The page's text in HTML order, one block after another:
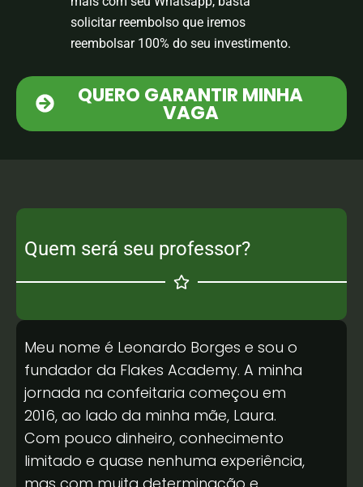
solicitar reembolso que iremos
reembolsar 100% do seu investimento.
QUERO GARANTIR MINHA
VAGA
Quem será seu professor?
Meu nome é Leonardo Borges e sou o
fundador da Flakes Academy. A minha
jornada na confeitaria começou em
2016, ao lado da minha mãe, Laura.
Com pouco dinheiro, conhecimento
limitado e quase nenhuma experiência,